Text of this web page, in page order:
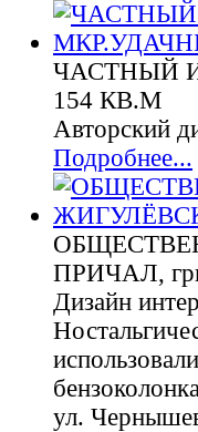
ЧАСТНЫЙ
154 КВ.М
Авторский
Подробнее...
ПРИЧАЛ,
Дизайн
ул.